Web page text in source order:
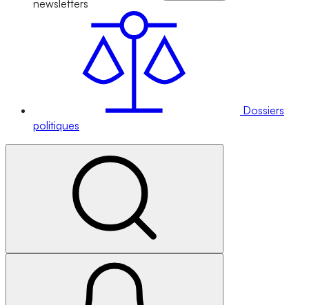
newsletters
Dossiers
politiques